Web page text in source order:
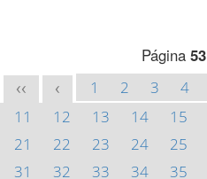
Página 53
<< < 1 2 3 4
11
12 13 14 15
21
22 23 24 25
31
32 33 34 35